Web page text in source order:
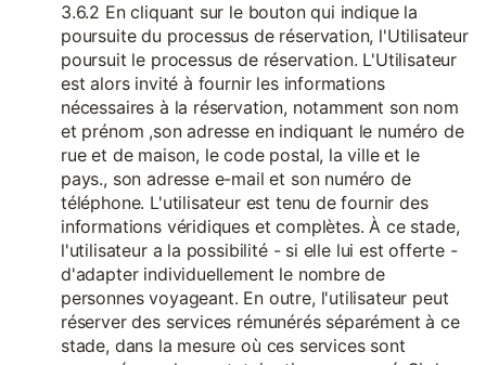
3.6.2 En cliquant sur le bouton qui indique la
poursuite du processus de réservation, l'Utilisateur
poursuit le processus de réservation. L'Utilisateur
est alors invité à fournir les informations
nécessaires à la réservation, notamment son nom
et prénom ,son adresse en indiquant le numéro de
rue et de maison, le code postal, la ville et le
pays., son adresse e-mail et son numéro de
téléphone. L'utilisateur est tenu de fournir des
informations véridiques et complètes. À ce stade,
l'utilisateur a la possibilité - si elle lui est offerte -
d'adapter individuellement le nombre de
personnes voyageant. En outre, l'utilisateur peut
réserver des services rémunérés séparément à ce
stade, dans la mesure où ces services sont